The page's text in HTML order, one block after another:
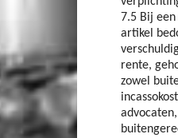
7.5 Bij
artikel
rente,
zowel